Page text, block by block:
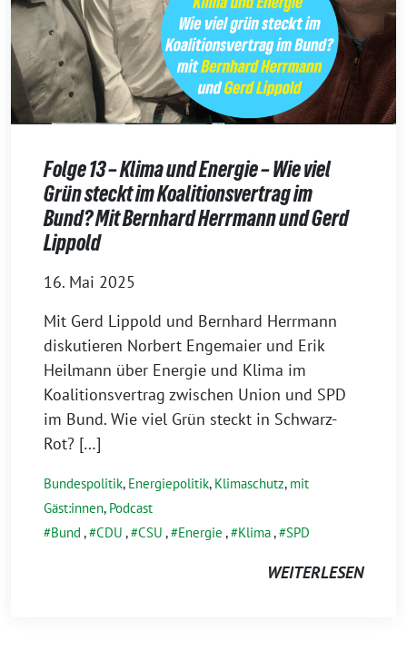
Folge 13 – Klima und Energie – Wie viel
Grün steckt im Koalitionsvertrag im
Bund? Mit Bernhard Herrmann und Gerd
Lippold
16. Mai 2025
Mit Gerd Lippold und Bernhard Herrmann
diskutieren Norbert Engemaier und Erik
Heilmann über Energie und Klima im
Koalitionsvertrag zwischen Union und SPD
im Bund. Wie viel Grün steckt in Schwarz-
Rot? […]
Bundespolitik, Energiepolitik, Klimaschutz, mit
Gäst:innen, Podcast
Bund , CDU , CSU , Energie , Klima, SPD
WEITERLESEN